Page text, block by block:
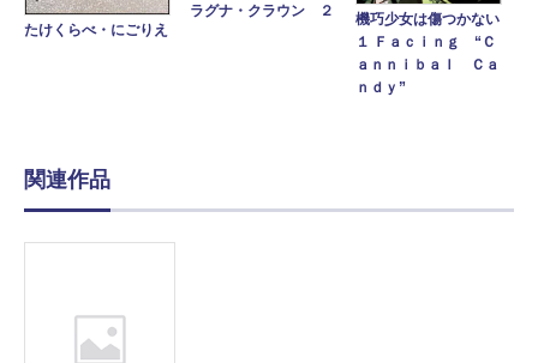
たけくらべ・にごりえ
ラグナ・クラウン ２
機巧少女は傷つかない
１ Ｆａｃｉｎｇ “Ｃ
ａｎｎｉｂａｌ Ｃａ
ｎｄｙ”
関連作品